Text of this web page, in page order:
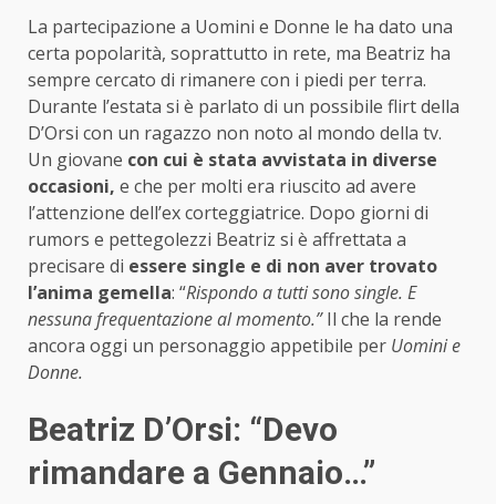
La partecipazione a Uomini e Donne le ha dato una
certa popolarità, soprattutto in rete, ma Beatriz ha
sempre cercato di rimanere con i piedi per terra.
Durante l’estata si è parlato di un possibile flirt della
D’Orsi con un ragazzo non noto al mondo della tv.
Un giovane con cui è stata avvistata in diverse
occasioni, e che per molti era riuscito ad avere
l’attenzione dell’ex corteggiatrice. Dopo giorni di
rumors e pettegolezzi Beatriz si è affrettata a
precisare di essere single e di non aver trovato
l’anima gemella: “Rispondo a tutti sono single. E
nessuna frequentazione al momento.”Il che la rende
ancora oggi un personaggio appetibile per Uomini e
Donne.
Beatriz D’Orsi: “Devo
rimandare a Gennaio…”